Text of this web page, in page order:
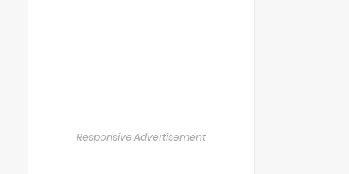
Responsive Advertisement